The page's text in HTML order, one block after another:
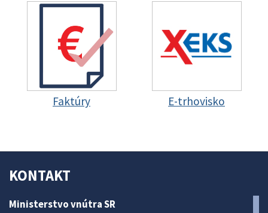
Faktúry E-trhovisko
KONTAKT
Ministerstvo vnútra SR